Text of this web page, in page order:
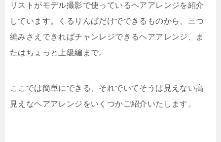
リストがモデル撮影で使っているヘアアレンジを紹介
しています。くるりんぱだけでできるものから、三つ
編みさえできればチャンレジできるヘアアレンジ、ま
たはちょっと上級編まで。
ここでは簡単にできる、それでいてそうは見えない高
見えなヘアアレンジをいくつかご紹介いたします。